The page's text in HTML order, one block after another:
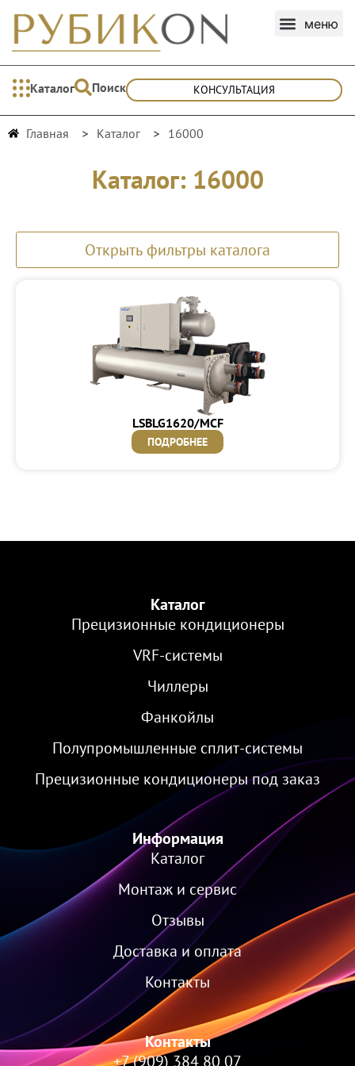
Каталог Поиск КОНСУЛЬТАЦИЯ
Главная Каталог 16000
Каталог: 16000
Открыть фильтры каталога
LSBLG1620/MCF
ПОДРОБНЕЕ
Каталог
Прецизионные кондиционеры
VRF-cистемы
Чиллеры
Фанкойлы
Полупромышленные сплит-системы
Прецизионные кондиционеры под заказ
Информация
Каталог
Монтаж и сервис
Отзывы
Доставка и оплата
Контакты
Контакты
+7 (909) 384 80 07